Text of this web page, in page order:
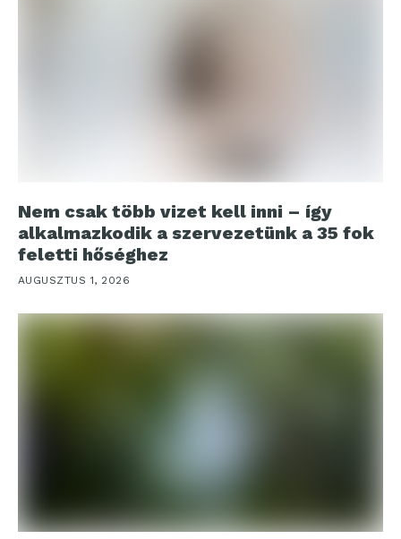
Nem csak több vizet kell inni – így
alkalmazkodik a szervezetünk a 35 fok
feletti hőséghez
AUGUSZTUS 1, 2026